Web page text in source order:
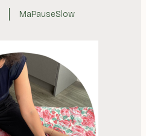
MaPauseSlow